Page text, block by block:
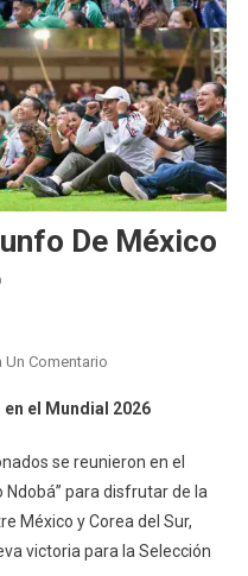
De México
Un ComentarioEn
Celebra
De
México
En
El
el Mundial 2026
se reunieron en el
Ndobá” para disfrutar de la
México y Corea del Sur,
victoria para la Selección